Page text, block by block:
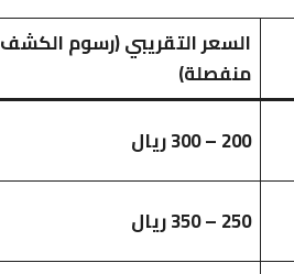
السعر التقريبي (رسوم الكشف
منفصلة)
200 – 300 ريال
250 – 350 ريال